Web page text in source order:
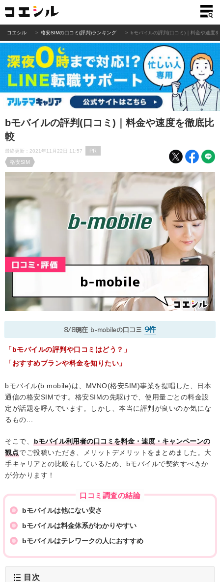
コエシル 格安SIMの口コミ(評判)ランキング bモバイルの評判(口コミ)｜料金や速度
bモバイルの評判(口コミ)｜料金や速度を徹底比
較
最終更新：2021年11月22日 11:57
PR
格安SIM
8/8現在 b-mobileの口コミ 9件
「bモバイルの評判や口コミはどう？」
「おすすめプランや料金を知りたい」
bモバイル(b mobile)は、MVNO(格安SIM)事業を提唱した、日本
通信の格安SIMです。格安SIMの先駆けで、使用量ごとの料金設
定が話題を呼んでいます。しかし、本当に評判が良いのか気にな
るもの...
そこで、 bモバイル利用者の口コミを料金・速度・キャンペーンの
観点でご投稿いただき、メリットデメリットをまとめました。大
手キャリアとの比較もしているため、bモバイルで契約すべきか
が分かります！
口コミ調査の結論
bモバイルは他にない安さ
bモバイルは料金体系がわかりやすい
bモバイルはテレワークの人におすすめ
目次